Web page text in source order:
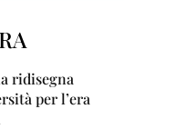
ridisegna
per l’era